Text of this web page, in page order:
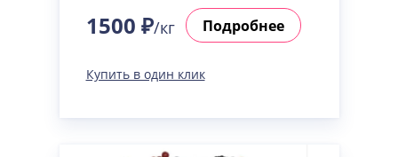
1500 ₽/кг Подробнее
Купить в один клик